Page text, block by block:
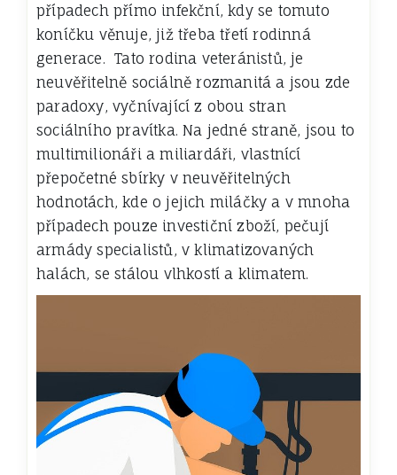
případech přímo infekční, kdy se tomuto
koníčku věnuje, již třeba třetí rodinná
generace. Tato rodina veteránistů, je
neuvěřitelně sociálně rozmanitá a jsou zde
paradoxy, vyčnívající z obou stran
sociálního pravítka.Na jedné straně, jsou to
multimilionáři a miliardáři, vlastnící
přepočetné sbírky v neuvěřitelných
hodnotách, kde o jejich miláčky a v mnoha
případech pouze investiční zboží, pečují
armády specialistů, v klimatizovaných
halách, se stálou vlhkostí a klimatem.